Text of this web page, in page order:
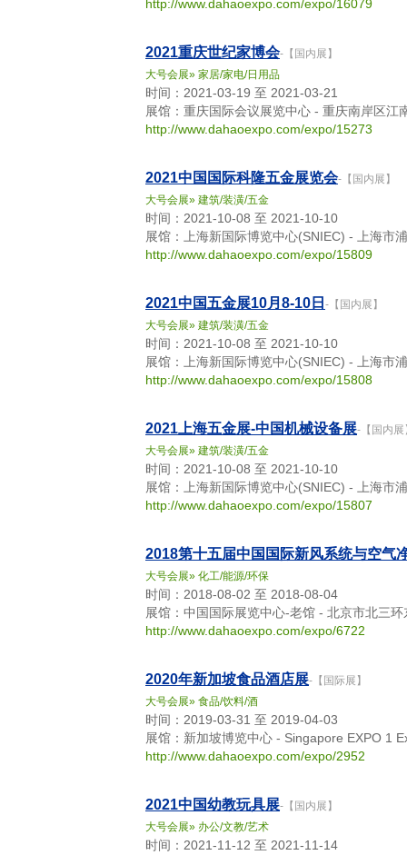
http://www.dahaoexpo.com/expo/16079
2021重庆世纪家博会-【国内展】
大号会展» 家居/家电/日用品
时间：2021-03-19 至 2021-03-21
展馆：重庆国际会议展览中心 - 重庆南岸区江
http://www.dahaoexpo.com/expo/15273
2021中国国际科隆五金展览会-【国内展】
大号会展» 建筑/装潢/五金
时间：2021-10-08 至 2021-10-10
展馆：上海新国际博览中心(SNIEC) - 上海市
http://www.dahaoexpo.com/expo/15809
2021中国五金展10月8-10日 -【国内展】
大号会展» 建筑/装潢/五金
时间：2021-10-08 至 2021-10-10
展馆：上海新国际博览中心(SNIEC) - 上海市
http://www.dahaoexpo.com/expo/15808
2021上海五金展-中国机械设备展-【国内展
大号会展» 建筑/装潢/五金
时间：2021-10-08 至 2021-10-10
展馆：上海新国际博览中心(SNIEC) - 上海市
http://www.dahaoexpo.com/expo/15807
2018第十五届中国国际新风系统与空气
大号会展» 化工/能源/环保
时间：2018-08-02 至 2018-08-04
展馆：中国国际展览中心-老馆 - 北京市北三环
http://www.dahaoexpo.com/expo/6722
2020年新加坡食品酒店展-【国际展】
大号会展» 食品/饮料/酒
时间：2019-03-31 至 2019-04-03
展馆：新加坡博览中心 - Singapore EXPO 1
http://www.dahaoexpo.com/expo/2952
2021中国幼教玩具展-【国内展】
大号会展» 办公/文教/艺术
时间：2021-11-12 至 2021-11-14